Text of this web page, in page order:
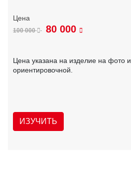
100 000 80 000
Цена указана на изделие на фото
ориентировочной.
ИЗУЧИТЬ